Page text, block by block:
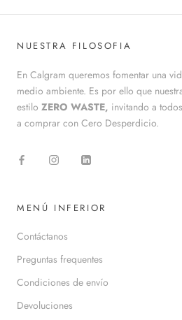
NUESTRA FILOSOFIA
En Calgram queremos fomentar una
medio ambiente. Es por ello que
estilo ZERO WASTE, invitando a
a comprar con Cero Desperdicio.
MENÚ INFERIOR
Contáctanos
Preguntas frequentes
Condiciones de envío
Devoluciones